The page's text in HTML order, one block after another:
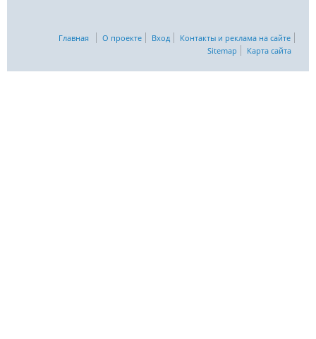
Главная О проекте Вход
Контакты и реклама на сайте
Sitemap
Карта сайта